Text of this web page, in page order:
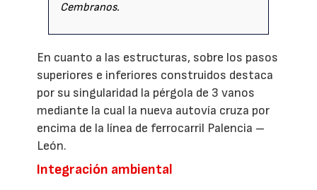
Cembranos.
En cuanto a las estructuras, sobre los pasos
superiores e inferiores construidos destaca
por su singularidad la pérgola de 3 vanos
mediante la cual la nueva autovía cruza por
encima de la línea de ferrocarril Palencia –
León.
Integración ambiental